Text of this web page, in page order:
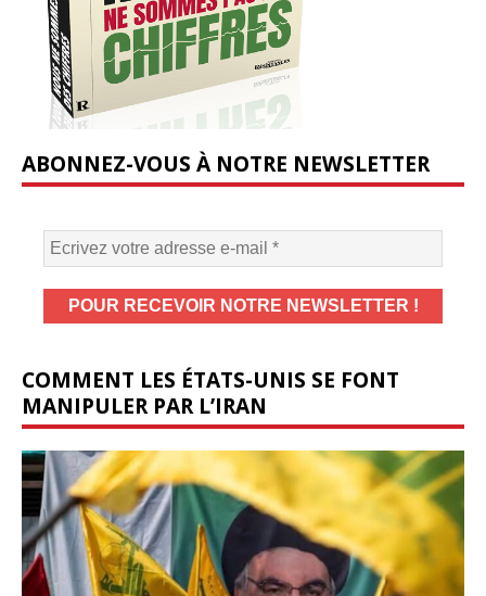
ABONNEZ-VOUS À NOTRE NEWSLETTER
COMMENT LES ÉTATS-UNIS SE FONT
MANIPULER PAR L’IRAN